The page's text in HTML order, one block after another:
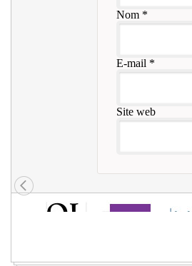
Nom*
E-mail *
Site web